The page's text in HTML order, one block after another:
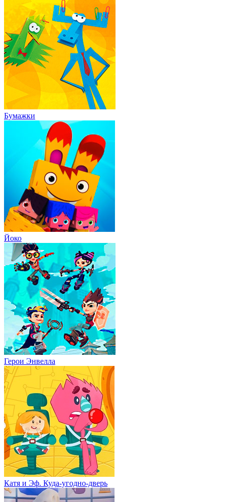
Бумажки
Йоко
Герои Энвелла
Катя и Эф. Куда-угодно-дверь